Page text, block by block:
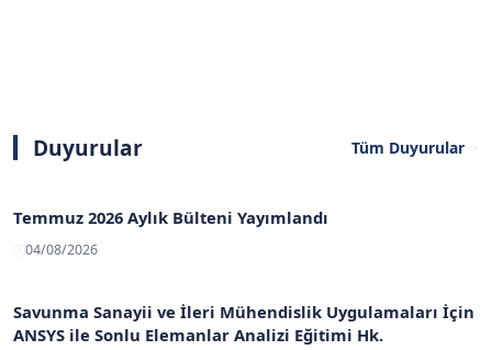
Duyurular Tüm Duyurular
Temmuz 2026 Aylık Bülteni Yayımlandı
04/08/2026
Savunma Sanayii ve İleri Mühendislik Uygulamaları İçin
ANSYS ile Sonlu Elemanlar Analizi Eğitimi Hk.